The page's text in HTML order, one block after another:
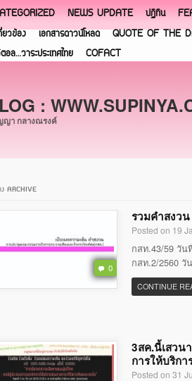
NEWS UPDATE ปฏิทิน
ยวข้อง
เอกสารดาวน์โหลด QUOTE OF THE
อล…วาระประเทศไทย
COFACT
:
ญา กลางณรงค์
ง ARCHIVE
0
รวมคำสงว
Posted on 19
กสท.43/59 วัน
กสท.2/2560 วั
CONTINUE
3สค.นี้เสวน
การให้บริกา
Posted on 31